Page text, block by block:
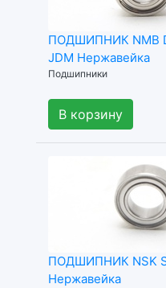
ПОДШИПНИК NMB
JDM Нержавейка
Подшипники
В корзину
ПОДШИПНИК NSK
Нержавейка